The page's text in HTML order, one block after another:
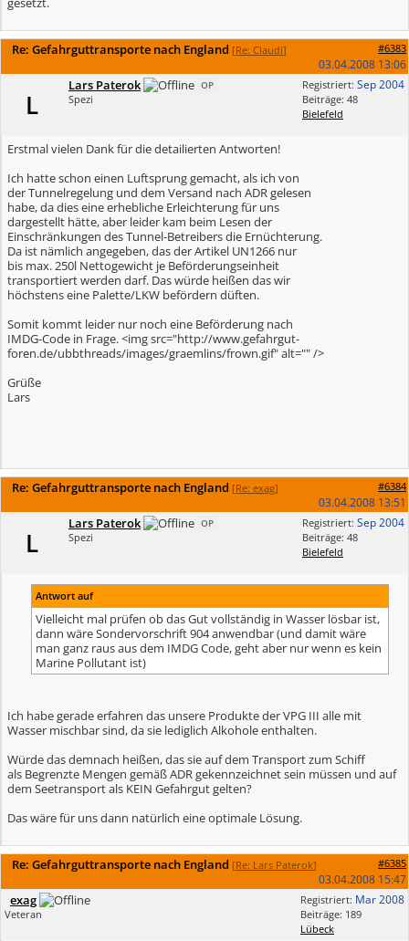
Re: Gefahrguttransporte nach England [Re: Claudi] #6383
03.04.2008 13:06
Registriert: Sep 2004
Beiträge: 48
Bielefeld
L
Lars Paterok OP
Spezi
Erstmal vielen Dank für die detailierten Antworten!
Ich hatte schon einen Luftsprung gemacht, als ich von
der Tunnelregelung und dem Versand nach ADR gelesen
habe, da dies eine erhebliche Erleichterung für uns
dargestellt hätte, aber leider kam beim Lesen der
Einschränkungen des Tunnel-Betreibers die Ernüchterung.
Da ist nämlich angegeben, das der Artikel UN1266 nur
bis max. 250l Nettogewicht je Beförderungseinheit
transportiert werden darf. Das würde heißen das wir
höchstens eine Palette/LKW befördern düften.
Somit kommt leider nur noch eine Beförderung nach
IMDG-Code in Frage. <img src="http://www.gefahrgut-
foren.de/ubbthreads/images/graemlins/frown.gif" alt="" />
Grüße
Lars
Re: Gefahrguttransporte nach England [Re: exag] #6384
03.04.2008 13:51
Registriert: Sep 2004
Beiträge: 48
Bielefeld
L
Lars Paterok OP
Spezi
Antwort auf
Vielleicht mal prüfen ob das Gut vollständig in Wasser lösbar ist,
dann wäre Sondervorschrift 904 anwendbar (und damit wäre
man ganz raus aus dem IMDG Code, geht aber nur wenn es kein
Marine Pollutant ist)
Ich habe gerade erfahren das unsere Produkte der VPG III alle mit
Wasser mischbar sind, da sie lediglich Alkohole enthalten.
Würde das demnach heißen, das sie auf dem Transport zum Schiff
als Begrenzte Mengen gemäß ADR gekennzeichnet sein müssen und auf
dem Seetransport als KEIN Gefahrgut gelten?
Das wäre für uns dann natürlich eine optimale Lösung.
Re: Gefahrguttransporte nach England [Re: Lars Paterok] #6385
03.04.2008 15:47
Registriert: Mar 2008
Beiträge: 189
Lübeck
exag
Veteran